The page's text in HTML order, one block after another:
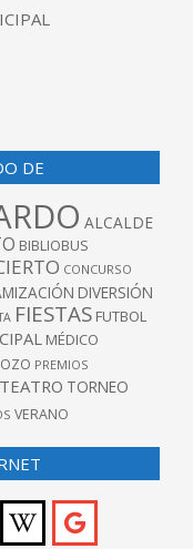
DE
ALCALDE
BIBLIOBUS
CONCURSO
DIVERSIÓN
FIESTAS FUTBOL
MÉDICO
PREMIOS
TEATRO TORNEO
VERANO